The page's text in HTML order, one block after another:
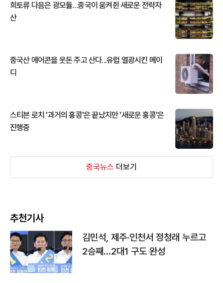
희토류 다음은 광모듈…중국이 움켜쥔 새로운 전략자
산
중국산 에어콘을 웃돈 주고 산다...유럽 열광시킨 메이
디
스티븐 로치 '과거의 홍콩'은 끝났지만 '새로운 홍콩'은
진행중
중국뉴스 더보기
추천기사
김민석, 제주·인천서 정청래 누르고
2승째…2대1 구도 완성